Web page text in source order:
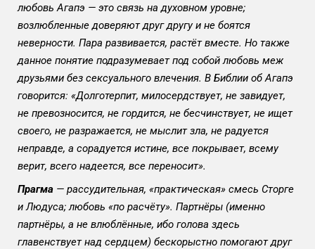
любовь Агапэ — это связь на духовном уровне;
возлюбленные доверяют друг другу и не боятся
неверности. Пара развивается, растёт вместе. Но также
данное понятие подразумевает под собой любовь меж
друзьями без сексуального влечения. В Библии об Агапэ
говорится: «Долготерпит, милосердствует, не завидует,
не превозносится, не гордится, не бесчинствует, не ищет
своего, не разражается, не мыслит зла, не радуется
неправде, а сорадуется истине, все покрывает, всему
верит, всего надеется, все переносит».
Прагма — рассудительная, «практическая» смесь Сторге
и Людуса; любовь «по расчёту». Партнёры (именно
партнёры, а не влюблённые, ибо голова здесь
главенствует над сердцем) бескорыстно помогают друг